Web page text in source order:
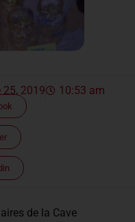
25, 2019 10:53 am
de la Cave